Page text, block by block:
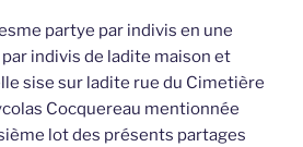
partye par indivis en une
indivis de ladite maison et
sise sur ladite rue du Cimetière
Cocquereau mentionnée
lot des présents partages